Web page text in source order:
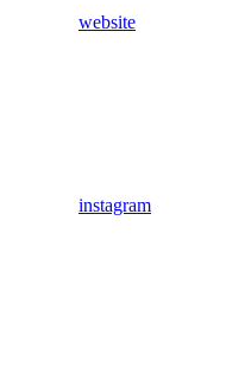
website
instagram